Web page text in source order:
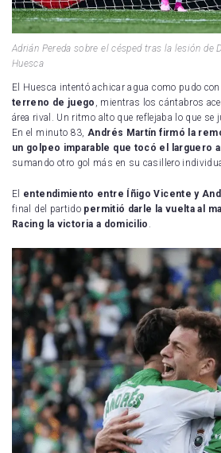
Adrián Pereda sobre el césped tras la lesión de
Huesca
El Huesca intentó achicar agua como pudo con
terreno de juego , mientras los cántabros
área rival. Un ritmo alto que reflejaba lo que se
En el minuto 83,Andrés Martín firmó la
un golpeo imparable que tocó el larguero
sumando otro gol más en su casillero
El entendimiento entre Íñigo Vicente y
final del partido permitió darle la vuelta al
Racing la victoria a domicilio .